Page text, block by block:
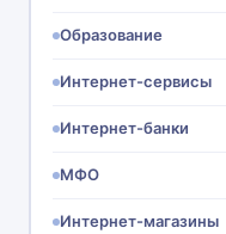
Образование
Интернет-сервисы
Интернет-банки
МФО
Интернет-магазины